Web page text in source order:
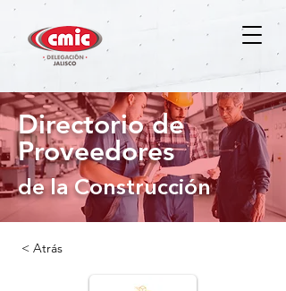
Directorio de
Proveedores
de la Construcción
< Atrás